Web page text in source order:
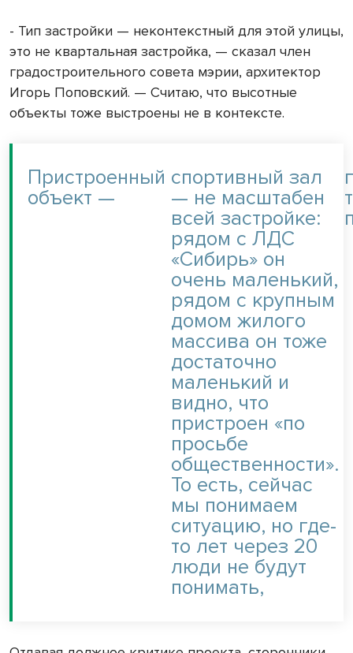
- Тип застройки — неконтекстный для этой улицы,
это не квартальная застройка, — сказал член
градостроительного совета мэрии, архитектор
Игорь Поповский. — Считаю, что высотные
объекты тоже выстроены не в контексте.
Пристроенный
объект —
спортивный зал
— не масштабен
всей застройке:
рядом с ЛДС
«Сибирь» он
очень маленький,
рядом с крупным
домом жилого
массива он тоже
достаточно
маленький и
видно, что
пристроен «по
просьбе
общественности».
То есть, сейчас
мы понимаем
ситуацию, но где-
то лет через 20
люди не будут
понимать,